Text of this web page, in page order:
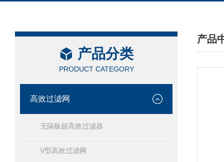
产品分类
PRODUCT CATEGORY
高效过滤网
无隔板超高效过滤器
V型高效过滤网
产品
/